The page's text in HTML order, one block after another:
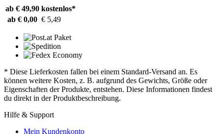
ab € 49,90 kostenlos*
ab € 0,00 € 5,49
* Diese Lieferkosten fallen bei einem Standard-Versand an. Es
können weitere Kosten, z. B. aufgrund des Gewichts, Größe oder
Eigenschaften der Produkte, entstehen. Diese Informationen findest
du direkt in der Produktbeschreibung.
Hilfe & Support
Mein Kundenkonto